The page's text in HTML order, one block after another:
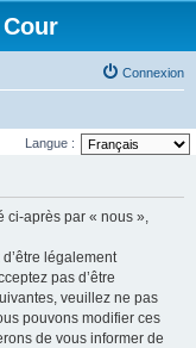
Connexion
Langue :
ci-après par « nous »,
légalement
pas d’être
veuillez ne pas
pouvons modifier ces
de vous informer de